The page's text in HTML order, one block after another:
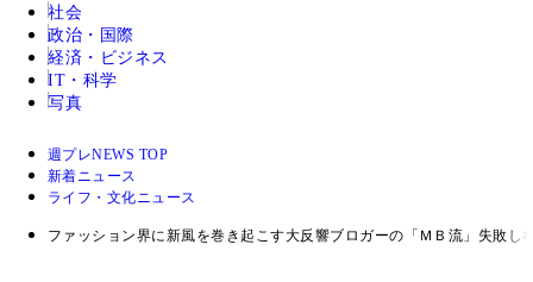
社会
政治・国際
経済・ビジネス
IT・科学
写真
週プレNEWS TOP
新着ニュース
ライフ・文化ニュース
ファッション界に新風を巻き起こす大反響ブロガーの「ＭＢ流」失敗し